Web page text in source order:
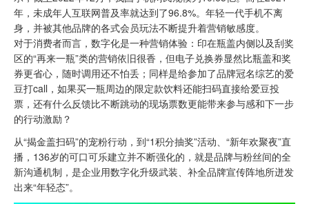
年，未成年人互联网普及率就达到了96.8%。年轻一代手机不离
身，并被其他品牌的各式会员玩法不断提升着营销敏感度。
对于消费者而言，数字化是一种营销体验：印在瓶盖内侧以及刮奖
区的“再来一瓶”类的营销依旧很香，但电子兑换券显然比瓶盖和奖
券更省心，随时调用还不怕丢；同样是给参加了品牌冠名综艺的爱
豆打call，如果买一瓶周边的限定款饮料还能扫码直接给爱豆投
票，还有什么反馈比不断跳动的现场票数更能带来参与感和下一步
的行动激励？
从“揭金盖扫码”的宠粉行动，到“1积分抽奖”活动、“新年欢聚夜”直
播，136岁的可口可乐建立并不断强化的，就是品牌与粉丝间的全
新沟通机制，是企业用数字化升级武装、补全品牌宣传阵地所迸发
出来“年轻态”。